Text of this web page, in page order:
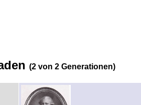
(2 von 2 Generationen)